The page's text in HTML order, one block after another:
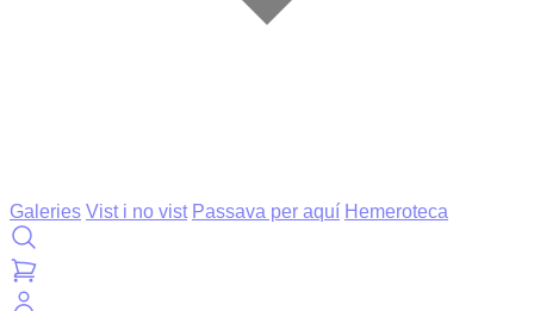
Galeries Vist i no vist Passava per aquí Hemeroteca